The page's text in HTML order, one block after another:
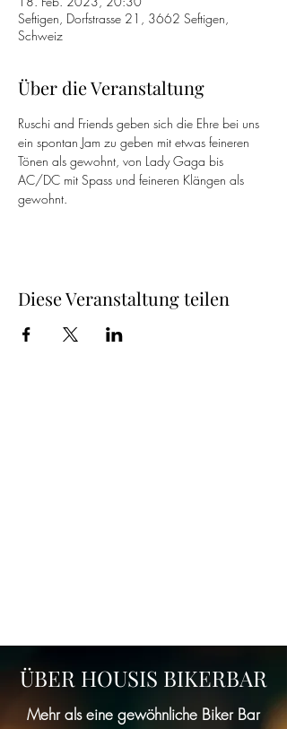
Seftigen, Dorfstrasse 21, 3662 Seftigen,
Schweiz
Über die Veranstaltung
Ruschi and Friends geben sich die Ehre bei uns
ein spontan Jam zu geben mit etwas feineren
Tönen als gewohnt, von Lady Gaga bis
AC/DC mit Spass und feineren Klängen als
gewohnt.
Diese Veranstaltung teilen
ÜBER HOUSIS BIKERBAR
Mehr als eine gewöhnliche Biker Bar